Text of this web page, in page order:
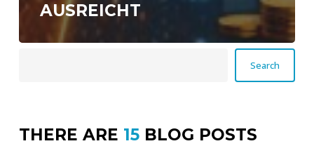
AUSREICHT
Search
THERE ARE 15BLOG POSTS